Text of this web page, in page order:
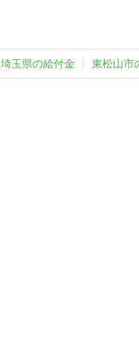
埼玉県の給付金 東松山市